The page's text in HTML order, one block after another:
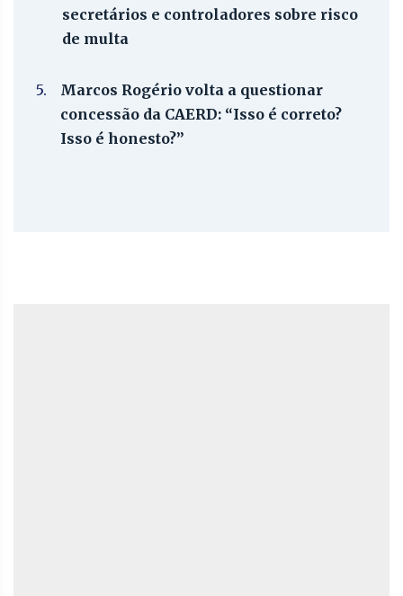
secretários e controladores sobre risco
de multa
5.
Marcos Rogério volta a questionar
concessão da CAERD: “Isso é correto?
Isso é honesto?”